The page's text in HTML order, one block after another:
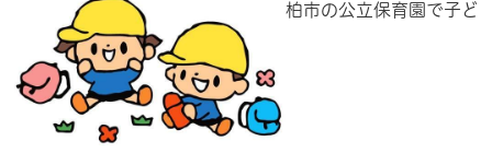
柏市の公立保育園で子ど